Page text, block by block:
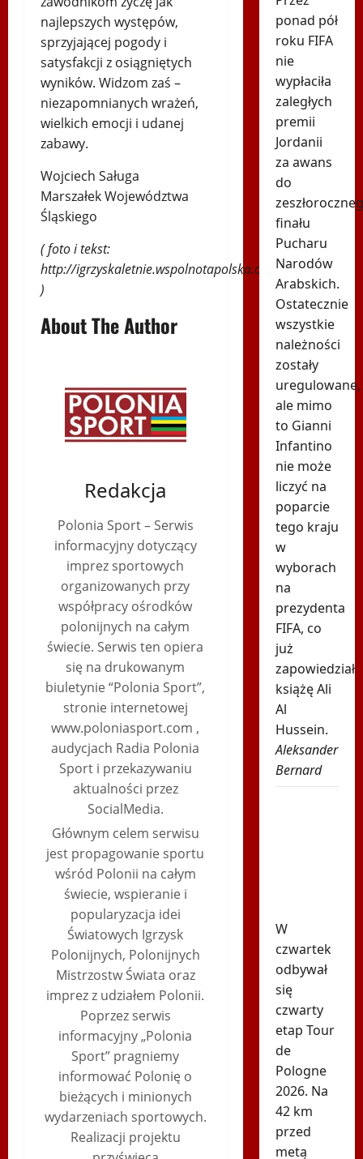
najlepszych występów,
sprzyjającej pogody i
satysfakcji z osiągniętych
wyników. Widzom zaś –
niezapomnianych wrażeń,
wielkich emocji i udanej
zabawy.
Wojciech Saługa
Marszałek Województwa
Śląskiego
( foto i tekst:
http://igrzyskaletnie.wspolnotapolska.org.pl
)
About The Author
Redakcja
Polonia Sport – Serwis
informacyjny dotyczący
imprez sportowych
organizowanych przy
współpracy ośrodków
polonijnych na całym
świecie. Serwis ten opiera
się na drukowanym
biuletynie “Polonia Sport”,
stronie internetowej
www.poloniasport.com ,
audycjach Radia Polonia
Sport i przekazywaniu
aktualności przez
SocialMedia.
Głównym celem serwisu
jest propagowanie sportu
wśród Polonii na całym
świecie, wspieranie i
popularyzacja idei
Światowych Igrzysk
Polonijnych, Polonijnych
Mistrzostw Świata oraz
imprez z udziałem Polonii.
Poprzez serwis
informacyjny „Polonia
Sport” pragniemy
informować Polonię o
bieżących i minionych
wydarzeniach sportowych.
Realizacji projektu
ponad pół
roku FIFA
nie
wypłaciła
zaległych
premii
Jordanii
za awans
do
finału
Pucharu
Narodów
Arabskich.
Ostatecznie
wszystkie
należności
zostały
uregulowane,
ale mimo
to Gianni
Infantino
nie może
liczyć na
poparcie
tego kraju
w
wyborach
na
prezydenta
FIFA, co
już
zapowiedział
książę Ali
Al
Hussein.
Aleksander
Bernard
W
czwartek
odbywał
się
czwarty
etap Tour
de
Pologne
2026. Na
42 km
przed
metą